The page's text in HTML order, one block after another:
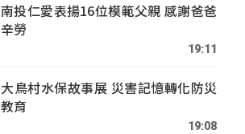
南投仁愛表揚16位模範父親 感謝爸爸
辛勞
19:11
大鳥村水保故事展 災害記憶轉化防災
教育
19:08